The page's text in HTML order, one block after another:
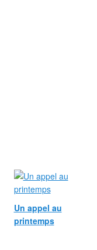
Un appel au
printemps